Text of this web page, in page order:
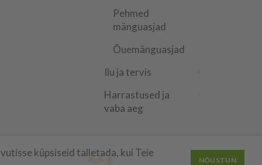
Pehmed
mänguasjad
Õuemänguasjad
Ilu ja tervis
Harrastused ja
vaba aeg
küpsiseid talletada, kui Teie
NÕUSTUN